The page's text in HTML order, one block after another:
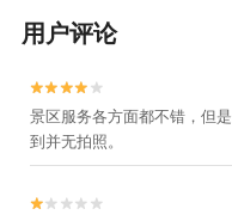
用户评论


景区服务各方面都不错，但
到并无拍照。

